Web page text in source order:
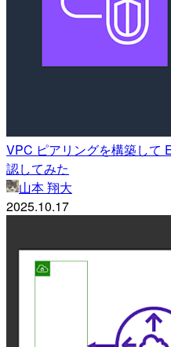
VPC ピアリングを構築して
認してみた
山本 翔大
2025.10.17